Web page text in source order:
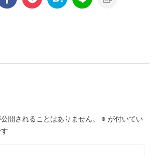
開されることはありません。 ※ が付いてい